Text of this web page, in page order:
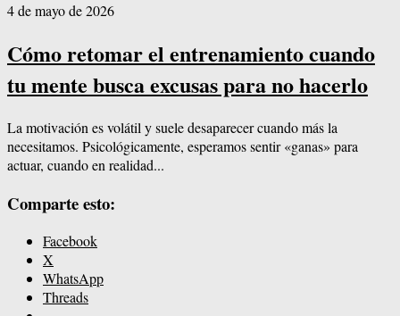
4 de mayo de 2026
Cómo retomar el entrenamiento cuando
tu mente busca excusas para no hacerlo
La motivación es volátil y suele desaparecer cuando más la
necesitamos. Psicológicamente, esperamos sentir «ganas» para
actuar, cuando en realidad...
Comparte esto:
Facebook
X
WhatsApp
Threads